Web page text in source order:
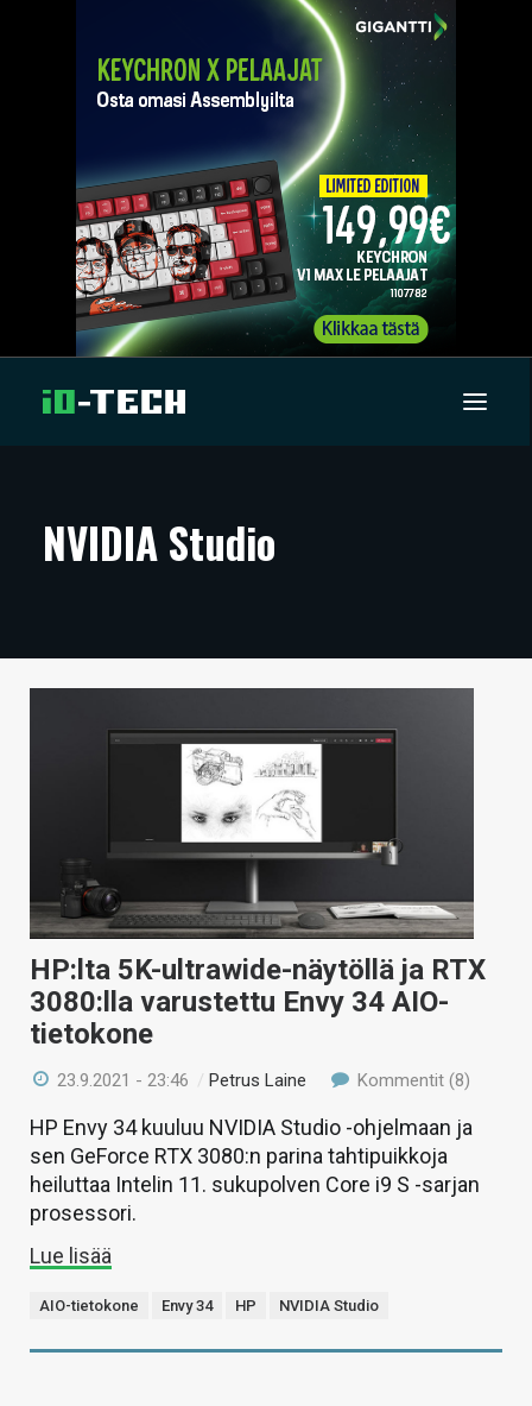
ARTIKKELIT
TECHBBS
VAIHDA TEEMA
HAKU
NVIDIA Studio
HP:lta 5K-ultrawide-näytöllä ja RTX
3080:lla varustettu Envy 34 AIO-
tietokone
23.9.2021 - 23:46 /Petrus Laine Kommentit (8)
HP Envy 34 kuuluu NVIDIA Studio -ohjelmaan ja
sen GeForce RTX 3080:n parina tahtipuikkoja
heiluttaa Intelin 11. sukupolven Core i9 S -sarjan
prosessori.
Lue lisää
AIO-tietokone Envy 34 HP NVIDIA Studio